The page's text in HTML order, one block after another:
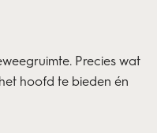
Precies wat
hoofd te bieden én